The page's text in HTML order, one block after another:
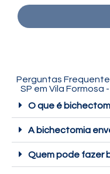
Perguntas
SP em Vila Formosa
O que é
A bichectomia
Quem pode fazer